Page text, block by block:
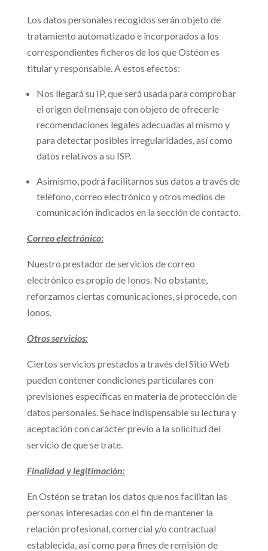
Los datos personales recogidos serán objeto de
tratamiento automatizado e incorporados a los
correspondientes ficheros de los que Ostéon es
titular y responsable. A estos efectos:
Nos llegará su IP, que será usada para comprobar
el origen del mensaje con objeto de ofrecerle
recomendaciones legales adecuadas al mismo y
para detectar posibles irregularidades, así como
datos relativos a su ISP.
Asimismo, podrá facilitarnos sus datos a través de
teléfono, correo electrónico y otros medios de
comunicación indicados en la sección de contacto.
Correo electrónico:
Nuestro prestador de servicios de correo
electrónico es propio de Ionos. No obstante,
reforzamos ciertas comunicaciones, si procede, con
Ionos.
Otros servicios:
Ciertos servicios prestados a través del Sitio Web
pueden contener condiciones particulares con
previsiones específicas en materia de protección de
datos personales. Se hace indispensable su lectura y
aceptación con carácter previo a la solicitud del
servicio de que se trate.
Finalidad y legitimación:
En Ostéon se tratan los datos que nos facilitan las
personas interesadas con el fin de mantener la
relación profesional, comercial y/o contractual
establecida, así como para fines de remisión de